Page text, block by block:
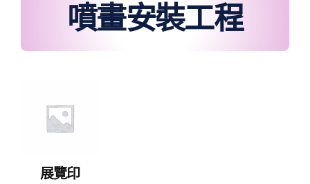
噴畫安裝工程
展覽印